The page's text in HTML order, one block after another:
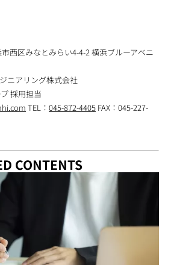
西区みなとみらい4-4-2 横浜ブルーアベニ
ニアリング株式会社
採用担当
TEL： 045-872-4405 FAX：045-227-
CONTENTS